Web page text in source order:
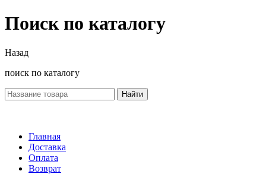
Поиск по каталогу
Назад
поиск по каталогу
Найти
Главная
Доставка
Оплата
Возврат